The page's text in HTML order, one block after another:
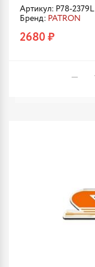
Артикул: P78-2379L
Бренд: PATRON
2680 ₽